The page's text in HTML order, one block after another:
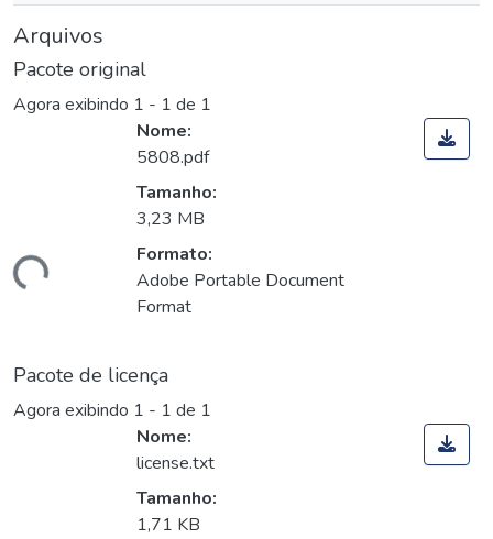
Arquivos
Pacote original
Agora exibindo 1 - 1 de 1
Nome:
5808.pdf
Tamanho:
3,23 MB
Formato:
Adobe Portable Document
Format
Pacote de licença
Agora exibindo 1 - 1 de 1
Nome:
license.txt
Tamanho:
1,71 KB